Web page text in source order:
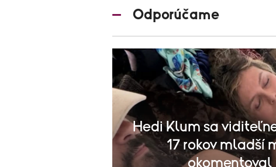
Odporúčame
Hedi Klum sa
17 rokov mladší
okomentoval